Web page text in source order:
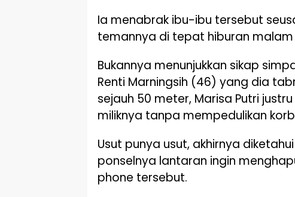
Ia menabrak ibu-ibu tersebut
temannya di tepat hiburan
Bukannya menunjukkan sikap
Renti Marningsih (46) yang dia
sejauh 50 meter, Marisa Putri
miliknya tanpa mempedulikan
Usut punya usut, akhirnya
ponselnya lantaran ingin
phone tersebut.